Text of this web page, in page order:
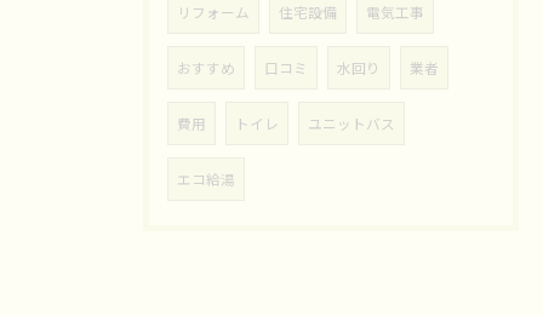
リフォーム 住宅設備 電気工事
おすすめ 口コミ 水回り 業者
費用 トイレ ユニットバス
エコ給湯